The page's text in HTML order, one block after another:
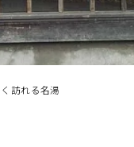
みる
見所
訪れる名湯